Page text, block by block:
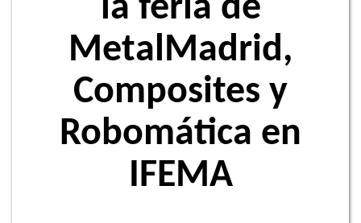
la feria de
MetalMadrid,
Composites y
Robomática en
IFEMA